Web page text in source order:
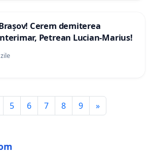
Cerem demiterea
Petrean Lucian-Marius!
5 6 7 8 9 »